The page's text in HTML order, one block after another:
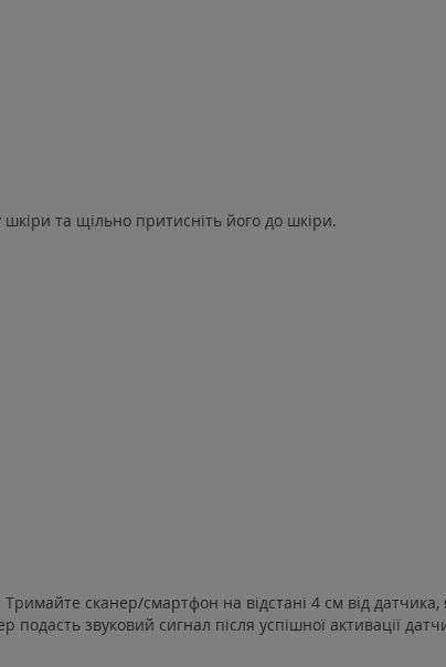
та щільно притисніть його до шкіри.
сканер/смартфон на відстані 4 см від датчика,
звуковий сигнал після успішної активації